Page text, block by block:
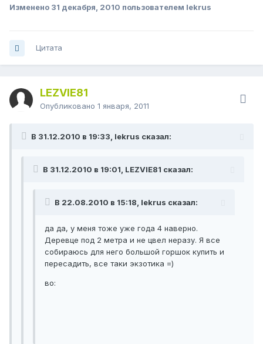
Изменено 31 декабря, 2010 пользователем lekrus
Цитата
LEZVIE81
Опубликовано 1 января, 2011
В 31.12.2010 в 19:33, lekrus сказал:
В 31.12.2010 в 19:01, LEZVIE81 сказал:
В 22.08.2010 в 15:18, lekrus сказал:
да да, у меня тоже уже года 4 наверно.
Деревце под 2 метра и не цвел неразу. Я все
собираюсь для него большой горшок купить и
пересадить, все таки экзотика =)
во: